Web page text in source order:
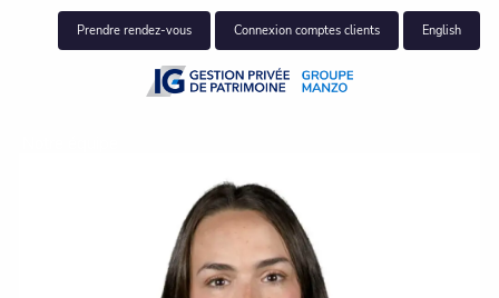
Skip to main content
Prendre rendez-vous Connexion comptes clients English